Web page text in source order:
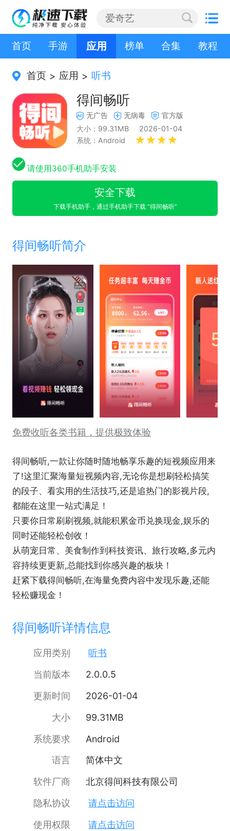
首页 手游 应用 榜单 合集 教程
首页 > 应用 > 听书
得间畅听
无广告 无病毒
官方版
大小：99.31MB
2026-01-04
系统：Android
请使用360手机助手安装
安全下载
下载手机助手，通过手机助手下载 “得间畅听”
得间畅听简介
免费收听各类书籍，提供极致体验
得间畅听,一款让你随时随地畅享乐趣的短视频应用来
了!这里汇聚海量短视频内容,无论你是想刷轻松搞笑
的段子、看实用的生活技巧,还是追热门的影视片段,
都能在这里一站式满足！
只要你日常刷刷视频,就能积累金币兑换现金,娱乐的
同时还能轻松创收！
从萌宠日常、美食制作到科技资讯、旅行攻略,多元内
容持续更更新,总能找到你感兴趣的板块！
赶紧下载得间畅听,在海量免费内容中发现乐趣,还能
轻松赚现金！
得间畅听详情信息
应用类别
听书
当前版本
2.0.0.5
更新时间
2026-01-04
大小
99.31MB
系统要求
Android
语言
简体中文
软件厂商
北京得间科技有限公司
隐私协议
请点击访问
使用权限
请点击访问